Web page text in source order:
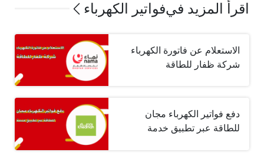
اقرأ المزيد فيفواتير الكهرباء
الاستعلام عن فاتورة الكهرباء
شركة ظفار للطاقة
دفع فواتير الكهرباء مجان
للطاقة عبر تطبيق خدمة